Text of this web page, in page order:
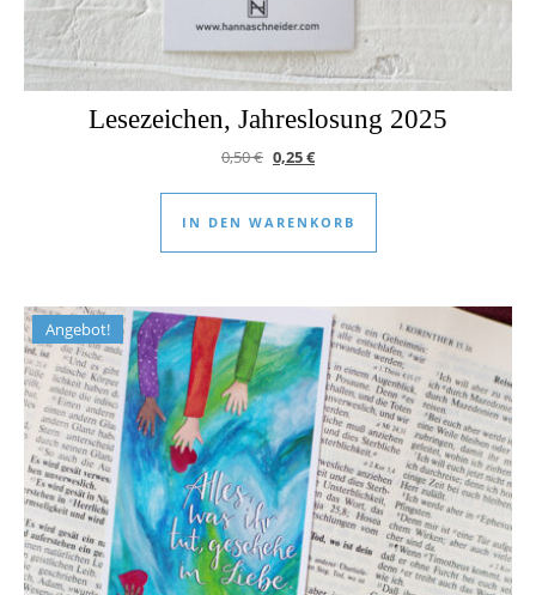
Lesezeichen, Jahreslosung 2025
0,50€ Ursprünglicher Preis war: 0,50 €
0,25€Aktueller Preis ist: 0,25 €.
IN DEN WARENKORB
Angebot!